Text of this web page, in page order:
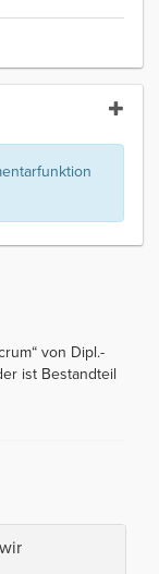
von Dipl.-
ist Bestandteil